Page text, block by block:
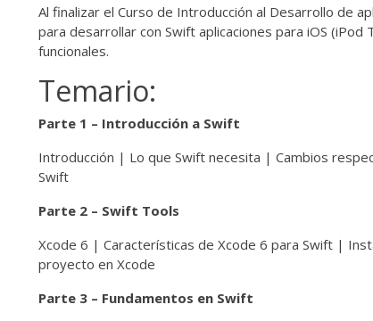
Al finalizar el Curso de Introducción al Desarrollo de
para desarrollar con Swift aplicaciones para iOS
funcionales.
Temario:
Parte 1 – Introducción a Swift
Introducción | Lo que Swift necesita | Cambios
Swift
Parte 2 – Swift Tools
Xcode 6 | Características de Xcode 6 para Swift |
proyecto en Xcode
Parte 3 – Fundamentos en Swift